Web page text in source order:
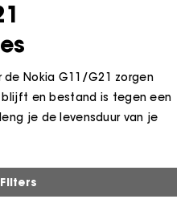
Nokia G11/G21 zorgen
en bestand is tegen een
je de levensduur van je
Filters